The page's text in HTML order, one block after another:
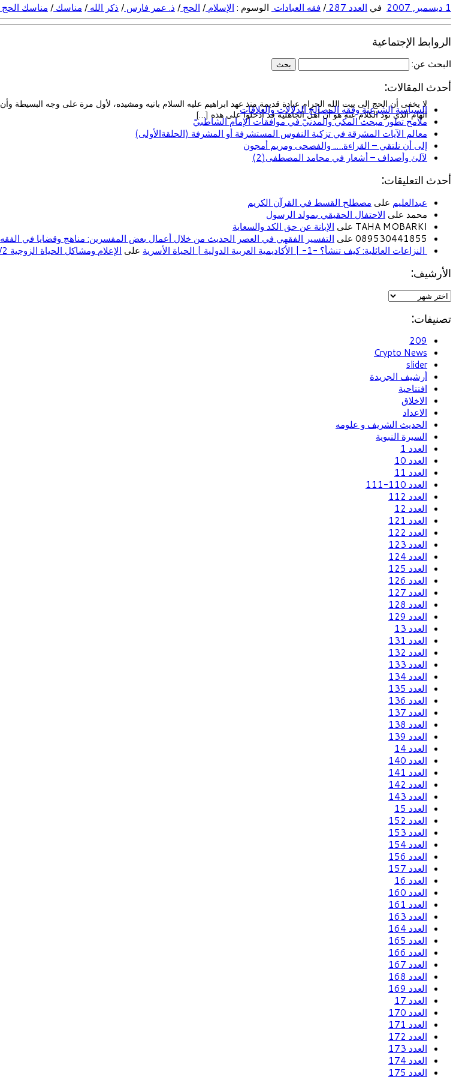
لا يخفى أن الحج إلى بيت الله الحرام عبادة قديمة منذ عهد ابراهيم عليه السلام بانيه ومشيده، لأول مرة على وجه البسيطة
الهام الذي نود الكلام عنه هو أن أهل الجاهلية قد أدخلوا على هذه […]
1 ديسمبر, 2007 في العدد 287 / فقه العبادات الوسوم : الإسلام / الحج / ذ. عمر فارس / ذكر الله / مناسك / مناسك الحج
الروابط الإجتماعية
البحث عن:
أحدث المقالات:
السياسة الشرعية وفقه المصالح الدلالات والعلاقات
ملامح تطور مبحث المكي والمدنيّ في موافقات الإمام الشاطبيّ
معالم الآيات المشرقة في تزكية النفوس المستشرفة أو المشرفة (الحلقةالأولى)
إلى أن نلتقي – القراءة….. والفصحى ومريم أمجون
لآلئ وأصداف – أشعار في محامد المصطفى(2)
أحدث التعليقات:
عبدالعليم على مصطلح القسط في القرآن الكريم
محمد على الاحتفال الحقيقي بمولد الرسول
TAHA MOBARKI على
الإبانة عن حق الكد والسعاية
089530441855 على
التفسير الفقهي في العصر الحديث من خلال أعمال بعض المفسرين: مناهج وقضايا في
النزاعات العائلية: كيف تنشأ؟ -1- | الأكاديمية العربية الدولية | الحياة الأسرية
على الإعلام ومشاكل الحياة الزوجية 1/2
الأرشيف:
تصنيفات:
209
Crypto News
slider
أرشيف الجريدة
افتتاحية
الاخلاق
الاعداد
الحديث الشريف و علومه
السيرة النبوية
العدد 1
العدد 10
العدد 11
العدد 110-111
العدد 112
العدد 12
العدد 121
العدد 122
العدد 123
العدد 124
العدد 125
العدد 126
العدد 127
العدد 128
العدد 129
العدد 13
العدد 131
العدد 132
العدد 133
العدد 134
العدد 135
العدد 136
العدد 137
العدد 138
العدد 139
العدد 14
العدد 140
العدد 141
العدد 142
العدد 143
العدد 15
العدد 152
العدد 153
العدد 154
العدد 156
العدد 157
العدد 16
العدد 160
العدد 161
العدد 163
العدد 164
العدد 165
العدد 166
العدد 167
العدد 168
العدد 169
العدد 17
العدد 170
العدد 171
العدد 172
العدد 173
العدد 174
العدد 175